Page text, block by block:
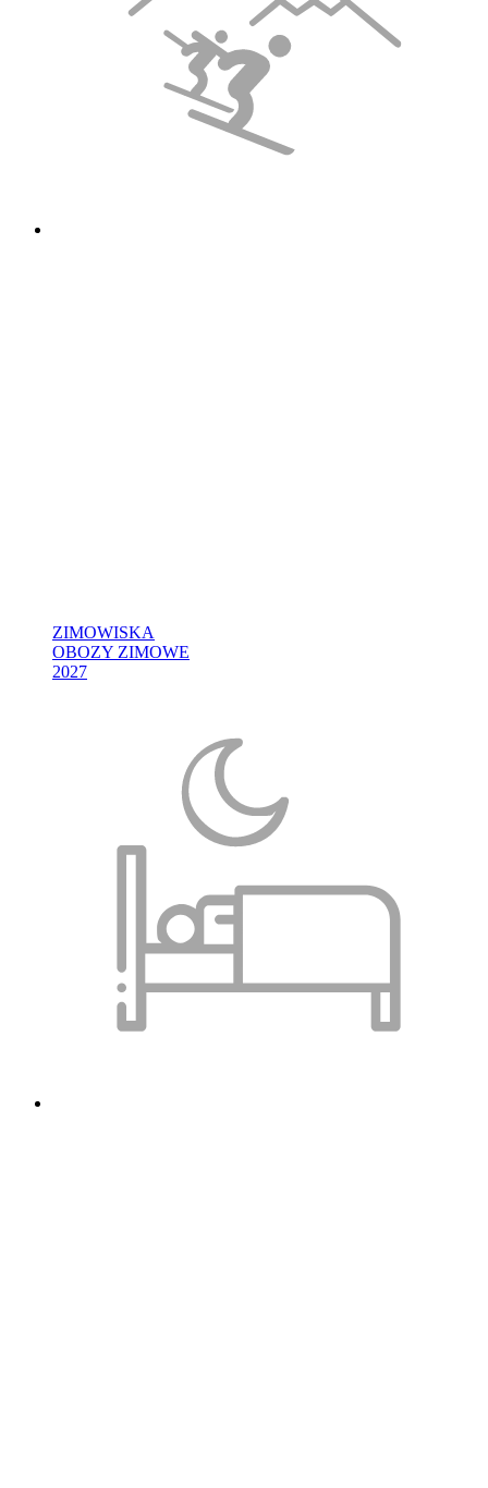
ZIMOWISKA
OBOZY ZIMOWE
2027